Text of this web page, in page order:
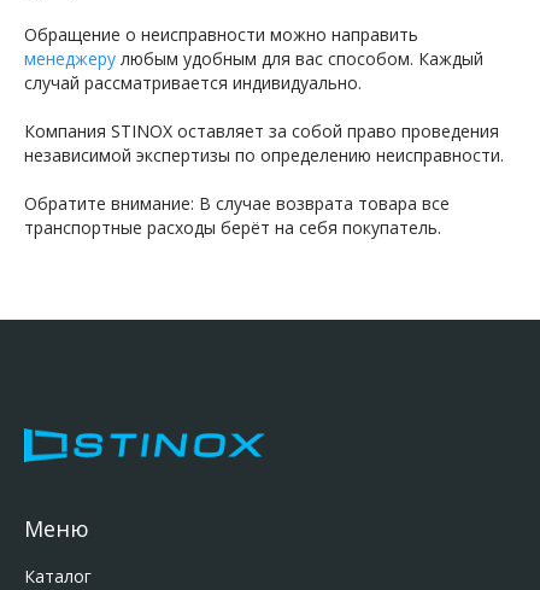
Обращение о неисправности можно направить
менеджеру любым удобным для вас способом. Каждый
случай рассматривается индивидуально.
Компания STINOX оставляет за собой право проведения
независимой экспертизы по определению неисправности.
Обратите внимание: В случае возврата товара все
транспортные расходы берёт на себя покупатель.
Каталог
Меню